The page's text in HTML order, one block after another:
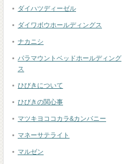
ダイハツディーゼル
ダイワボウホールディングス
ナカニシ
パラマウントベッドホールディング
ス
ひびきについて
ひびきの関心事
マツキヨココカラ&カンパニー
マネーサテライト
マルゼン